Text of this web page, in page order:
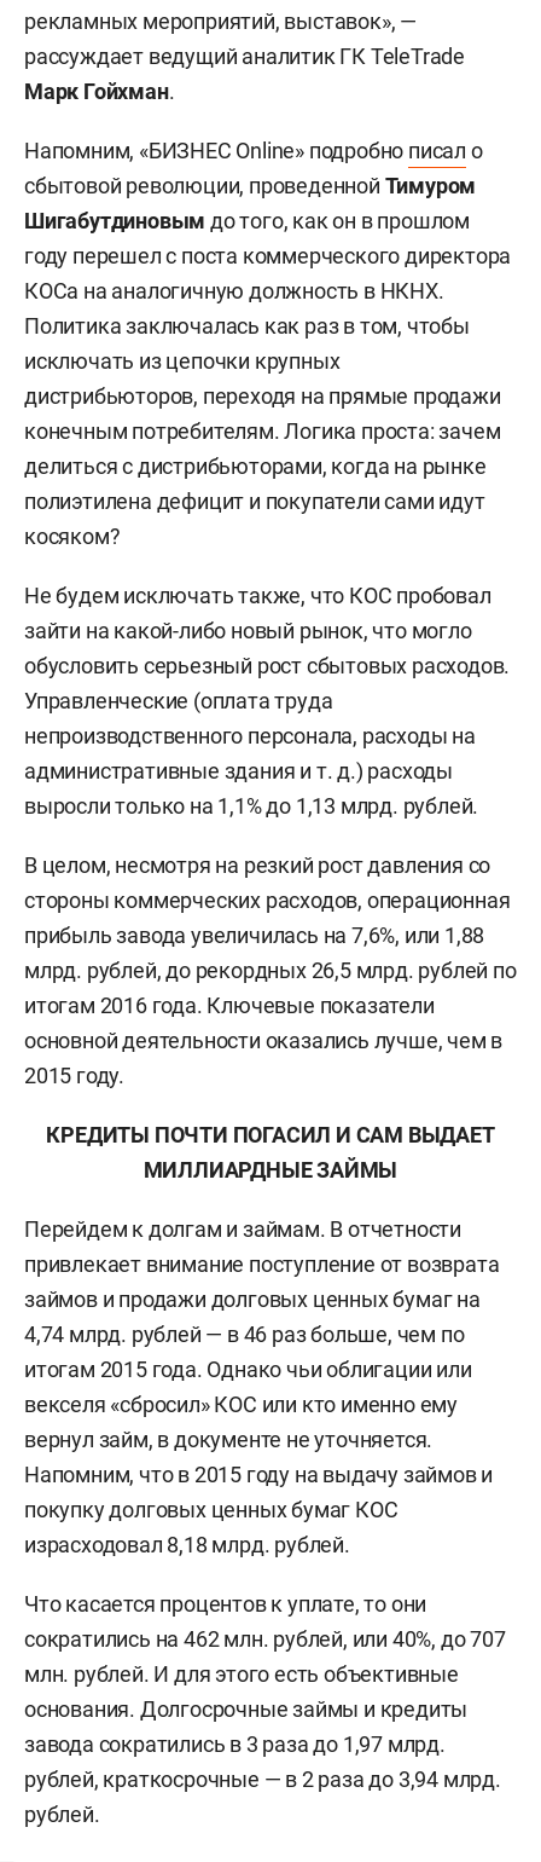
рекламных мероприятий, выставок», —
рассуждает ведущий аналитик ГК TeleTrade
Марк Гойхман.
Напомним, «БИЗНЕС Online» подробно писал о
сбытовой революции, проведенной Тимуром
Шигабутдиновым до того, как он в прошлом
году перешел с поста коммерческого директора
КОСа на аналогичную должность в НКНХ.
Политика заключалась как раз в том, чтобы
исключать из цепочки крупных
дистрибьюторов, переходя на прямые продажи
конечным потребителям. Логика проста: зачем
делиться с дистрибьюторами, когда на рынке
полиэтилена дефицит и покупатели сами идут
косяком?
Не будем исключать также, что КОС пробовал
зайти на какой-либо новый рынок, что могло
обусловить серьезный рост сбытовых расходов.
Управленческие (оплата труда
непроизводственного персонала, расходы на
административные здания и т. д.) расходы
выросли только на 1,1% до 1,13 млрд. рублей.
В целом, несмотря на резкий рост давления со
стороны коммерческих расходов, операционная
прибыль завода увеличилась на 7,6%, или 1,88
млрд. рублей, до рекордных 26,5 млрд. рублей по
итогам 2016 года. Ключевые показатели
основной деятельности оказались лучше, чем в
2015 году.
КРЕДИТЫ ПОЧТИ ПОГАСИЛ И САМ ВЫДАЕТ
МИЛЛИАРДНЫЕ ЗАЙМЫ
Перейдем к долгам и займам. В отчетности
привлекает внимание поступление от возврата
займов и продажи долговых ценных бумаг на
4,74 млрд. рублей — в 46 раз больше, чем по
итогам 2015 года. Однако чьи облигации или
векселя «сбросил» КОС или кто именно ему
вернул займ, в документе не уточняется.
Напомним, что в 2015 году на выдачу займов и
покупку долговых ценных бумаг КОС
израсходовал 8,18 млрд. рублей.
Что касается процентов к уплате, то они
сократились на 462 млн. рублей, или 40%, до 707
млн. рублей. И для этого есть объективные
основания. Долгосрочные займы и кредиты
завода сократились в 3 раза до 1,97 млрд.
рублей, краткосрочные — в 2 раза до 3,94 млрд.
рублей.